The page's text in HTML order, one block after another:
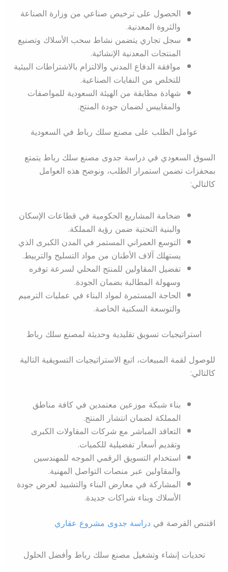
الحصول على ترخيص صناعي من وزارة الصناعة
والثروة المعدنية.
سجل تجاري يتضمن نشاط سحب الأسلاك وتصنيع
المنتجات المعدنية الإنشائية.
موافقة الدفاع المدني والالتزام بالاشتراطات البيئية
للتخلص من النفايات الصناعية.
شهادة مطابقة من الهيئة السعودية للمواصفات
والمقاييس لضمان جودة المنتج.
عوامل الطلب على مصنع سلك رباط في السعودية
السوق السعودي في دراسة جدوى مصنع سلك رباط يتمتع
بمحفزات تضمن استمرار الطلب، ونوضح هذه العوامل
كالتالي:
ضخامة المشاريع الحكومية في قطاعات الإسكان
والبنية التحتية ضمن رؤية المملكة.
التوسع العمراني المستمر في المدن الكبرى الذي
يستهلك آلاف الأطنان من مواد التسليح والتربيط.
تفضيل المقاولين للمنتج المحلي لسرعة توفره
وسهولة المطالبة بضمان الجودة.
الحاجة المستمرة لمواد البناء في عمليات الترميم
والتوسعة السكنية الخاصة.
استراتيجيات تسويق تقليدية وحديثة لمصنع سلك رباط
للوصول لقمة المبيعات، اتبع الاستراتيجيات التسويقية التالية
كالتالي:
بناء شبكة موزعين معتمدين في كافة مناطق
المملكة لضمان انتشار المنتج.
التعاقد المباشر مع شركات المقاولات الكبرى
وتقديم أسعار تفضيلية للكميات.
استخدام التسويق الرقمي الموجه للمهندسين
والمقاولين عبر منصات التواصل المهنية.
المشاركة في معارض البناء والتشييد لعرض جودة
الأسلاك وبناء شراكات جديدة.
اقتنص الفرصة في دراسة جدوى مشروع عقاري
تحديات إنشاء وتشغيل مصنع سلك رباط وأفضل الحلول